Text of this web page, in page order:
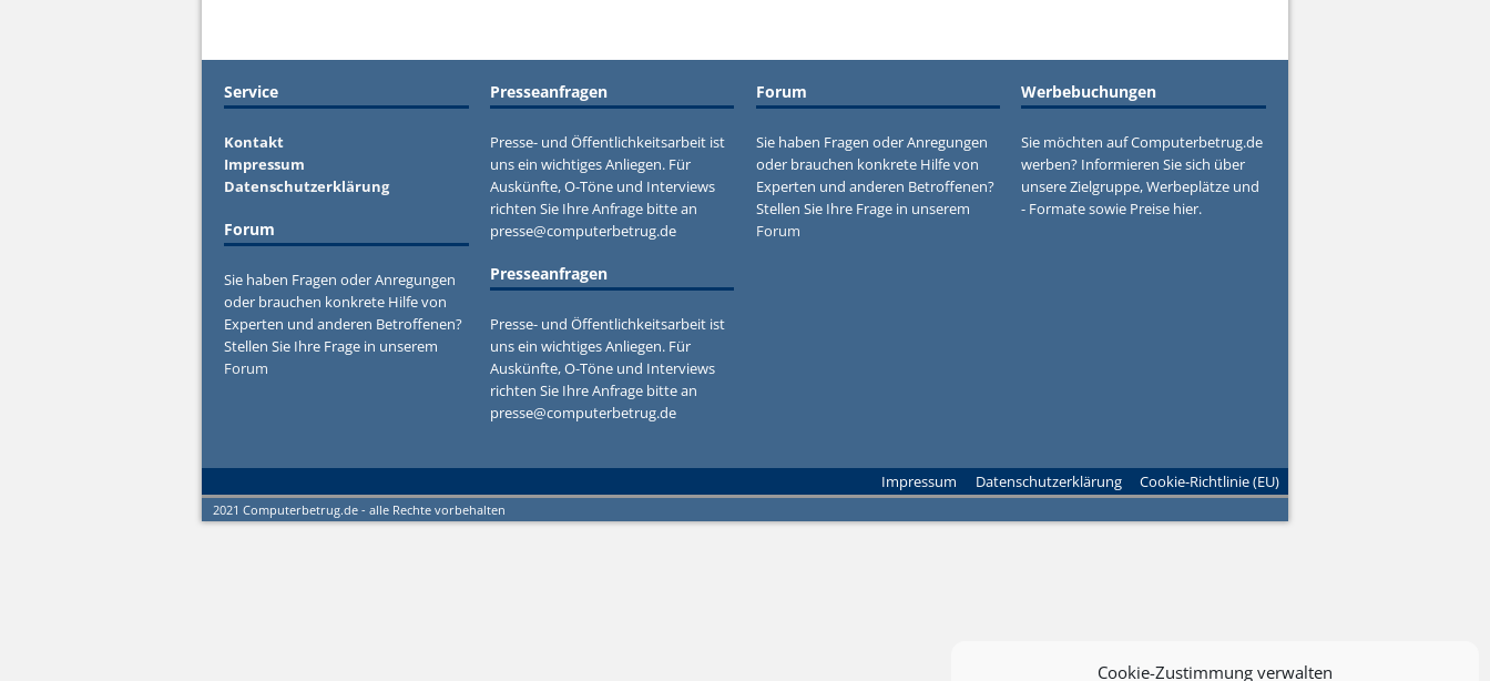
Cookie-Zustimmung verwalten
Service
Kontakt
Impressum
Datenschutzerklärung
Forum
Sie haben Fragen oder Anregungen
oder brauchen konkrete Hilfe von
Experten und anderen Betroffenen?
Stellen Sie Ihre Frage in unserem
Forum
Presseanfragen
Presse- und Öffentlichkeitsarbeit ist
uns ein wichtiges Anliegen. Für
Auskünfte, O-Töne und Interviews
richten Sie Ihre Anfrage bitte an
presse@computerbetrug.de
Presseanfragen
Presse- und Öffentlichkeitsarbeit ist
uns ein wichtiges Anliegen. Für
Auskünfte, O-Töne und Interviews
richten Sie Ihre Anfrage bitte an
presse@computerbetrug.de
Forum
Sie haben Fragen oder Anregungen
oder brauchen konkrete Hilfe von
Experten und anderen Betroffenen?
Stellen Sie Ihre Frage in unserem
Forum
Werbebuchungen
Sie möchten auf Computerbetrug.de
werben? Informieren Sie sich über
unsere Zielgruppe, Werbeplätze und
- Formate sowie Preise hier.
Impressum Datenschutzerklärung Cookie-Richtlinie (EU)
2021 Computerbetrug.de - alle Rechte vorbehalten